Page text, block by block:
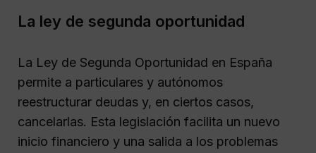
La ley de segunda oportunidad
La Ley de Segunda Oportunidad en España
permite a particulares y autónomos
reestructurar deudas y, en ciertos casos,
cancelarlas. Esta legislación facilita un nuevo
inicio financiero y una salida a los problemas